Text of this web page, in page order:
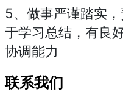
5、做事严谨踏实
于学习总结，有良
协调能力
联系我们